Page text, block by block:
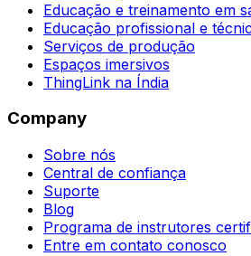
Educação e treinamento em
Educação profissional e
Serviços de produção
Espaços imersivos
ThingLink na Índia
Company
Sobre nós
Central de confiança
Suporte
Blog
Programa de instrutores
Entre em contato conosco